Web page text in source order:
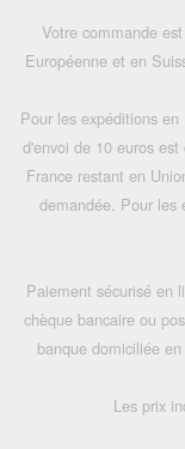
Votre commande
Européenne et en
Pour les expéditions
d'envoi de 10 euros
France restant en
demandée. Pour les
Paiement sécurisé en
chèque bancaire ou
banque domiciliée
Les prix